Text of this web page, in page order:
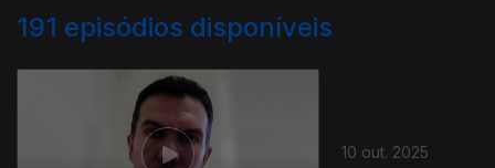
191 episódios disponíveis
10 out. 2025